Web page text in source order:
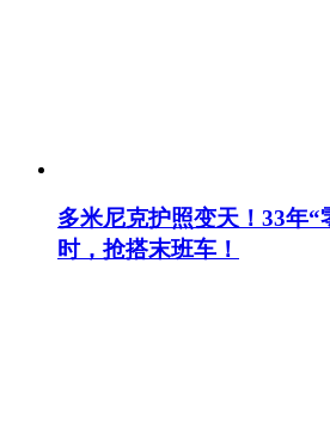
多米尼克护照变天！33年“
时，抢搭末班车！